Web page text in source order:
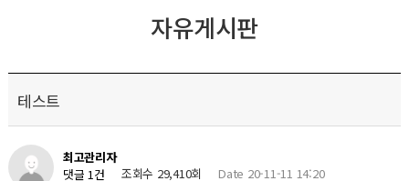
자유게시판
테스트
최고관리자
댓글 1건
조회수 29,410회 Date 20-11-11 14:20